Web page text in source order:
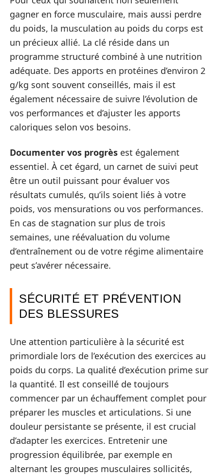
gagner en force musculaire, mais aussi perdre
du poids, la musculation au poids du corps est
un précieux allié. La clé réside dans un
programme structuré combiné à une nutrition
adéquate. Des apports en protéines d’environ 2
g/kg sont souvent conseillés, mais il est
également nécessaire de suivre l’évolution de
vos performances et d’ajuster les apports
caloriques selon vos besoins.
Documenter vos progrès est également
essentiel. À cet égard, un carnet de suivi peut
être un outil puissant pour évaluer vos
résultats cumulés, qu’ils soient liés à votre
poids, vos mensurations ou vos performances.
En cas de stagnation sur plus de trois
semaines, une réévaluation du volume
d’entraînement ou de votre régime alimentaire
peut s’avérer nécessaire.
SÉCURITÉ ET PRÉVENTION
DES BLESSURES
Une attention particulière à la sécurité est
primordiale lors de l’exécution des exercices au
poids du corps. La qualité d’exécution prime sur
la quantité. Il est conseillé de toujours
commencer par un échauffement complet pour
préparer les muscles et articulations. Si une
douleur persistante se présente, il est crucial
d’adapter les exercices. Entretenir une
progression équilibrée, par exemple en
alternant les groupes musculaires sollicités,